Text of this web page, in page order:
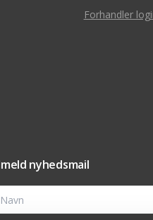
Forhandler
nyhedsmail